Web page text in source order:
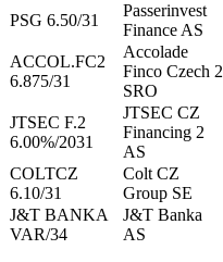
PSG 6.50/31
Passerinvest
Finance AS
ACCOL.FC2
6.875/31
Accolade
Finco Czech 2
SRO
JTSEC F.2
6.00%/2031
JTSEC CZ
Financing 2
AS
COLTCZ
6.10/31
Colt CZ
Group SE
J&T BANKA
VAR/34
J&T Banka
AS